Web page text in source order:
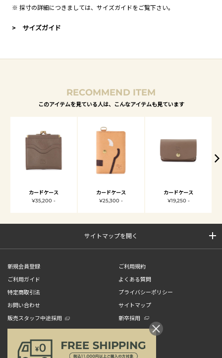
※ 採寸の詳細につきましては、 サイズガイドをご覧下さい。
> サイズガイド
RECOMMEND ITEM
このアイテムを見ている人は、こんなアイテムも見ています
カードケース
¥35,200 -
カードケース
¥25,300 -
カードケース
¥19,250 -
サイトマップを開く
新規会員登録
ご利用規約
ご利用ガイド
よくある質問
特定商取引法
プライバシーポリシー
お問い合わせ
サイトマップ
販売スタッフ中途採用
新卒採用